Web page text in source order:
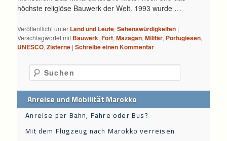
höchste religiöse Bauwerk der Welt. 1993 wurde …
Veröffentlicht unter Land und Leute,Sehenswürdigkeiten |
Verschlagwortet mit Bauwerk,Fort,Mazagan,Militär, Portugiesen,
UNESCO,Zisterne |Schreibe einen Kommentar
Suchen
Anreise und Mobilität Marokko
Anreise per Bahn, Fähre oder Bus?
Mit dem Flugzeug nach Marokko verreisen